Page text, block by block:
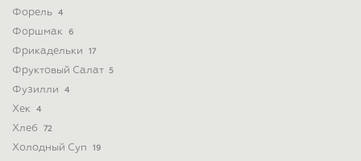
Форель 4
Форшмак 6
Фрикадельки 17
Фруктовый Салат 5
Фузилли 4
Хек 4
Хлеб 72
Холодный Суп 19